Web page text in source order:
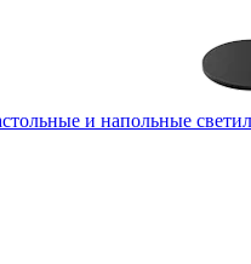
и напольные